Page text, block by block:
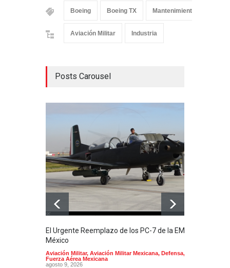
Boeing Boeing TX Mantenimiento
Aviación Militar Industria
Posts Carousel
El Urgente Reemplazo de los PC-7 de la EMA en
México
Aviación Militar, Aviación Militar Mexicana, Defensa,
Fuerza Aérea Mexicana
agosto 9, 2026